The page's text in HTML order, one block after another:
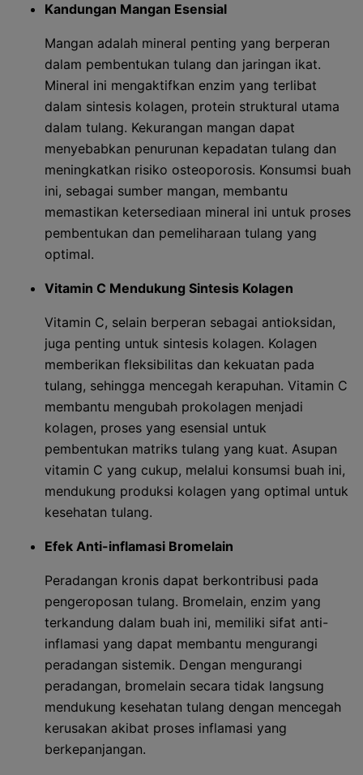
Kandungan Mangan Esensial
Mangan adalah mineral penting yang berperan
dalam pembentukan tulang dan jaringan ikat.
Mineral ini mengaktifkan enzim yang terlibat
dalam sintesis kolagen, protein struktural utama
dalam tulang. Kekurangan mangan dapat
menyebabkan penurunan kepadatan tulang dan
meningkatkan risiko osteoporosis. Konsumsi buah
ini, sebagai sumber mangan, membantu
memastikan ketersediaan mineral ini untuk proses
pembentukan dan pemeliharaan tulang yang
optimal.
Vitamin C Mendukung Sintesis Kolagen
Vitamin C, selain berperan sebagai antioksidan,
juga penting untuk sintesis kolagen. Kolagen
memberikan fleksibilitas dan kekuatan pada
tulang, sehingga mencegah kerapuhan. Vitamin C
membantu mengubah prokolagen menjadi
kolagen, proses yang esensial untuk
pembentukan matriks tulang yang kuat. Asupan
vitamin C yang cukup, melalui konsumsi buah ini,
mendukung produksi kolagen yang optimal untuk
kesehatan tulang.
Efek Anti-inflamasi Bromelain
Peradangan kronis dapat berkontribusi pada
pengeroposan tulang. Bromelain, enzim yang
terkandung dalam buah ini, memiliki sifat anti-
inflamasi yang dapat membantu mengurangi
peradangan sistemik. Dengan mengurangi
peradangan, bromelain secara tidak langsung
mendukung kesehatan tulang dengan mencegah
kerusakan akibat proses inflamasi yang
berkepanjangan.